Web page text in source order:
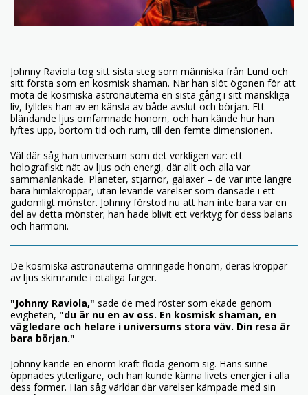
Johnny Raviola tog sitt sista steg som människa från Lund och
sitt första som en kosmisk shaman. När han slöt ögonen för att
möta de kosmiska astronauterna en sista gång i sitt mänskliga
liv, fylldes han av en känsla av både avslut och början. Ett
bländande ljus omfamnade honom, och han kände hur han
lyftes upp, bortom tid och rum, till den femte dimensionen.
Väl där såg han universum som det verkligen var: ett
holografiskt nät av ljus och energi, där allt och alla var
sammanlänkade. Planeter, stjärnor, galaxer – de var inte längre
bara himlakroppar, utan levande varelser som dansade i ett
gudomligt mönster. Johnny förstod nu att han inte bara var en
del av detta mönster; han hade blivit ett verktyg för dess balans
och harmoni.
De kosmiska astronauterna omringade honom, deras kroppar
av ljus skimrande i otaliga färger.
"Johnny Raviola," sade de med röster som ekade genom
evigheten, "du är nu en av oss. En kosmisk shaman, en
vägledare och helare i universums stora väv. Din resa är
bara början."
Johnny kände en enorm kraft flöda genom sig. Hans sinne
öppnades ytterligare, och han kunde känna livets energier i alla
dess former. Han såg världar där varelser kämpade med sin